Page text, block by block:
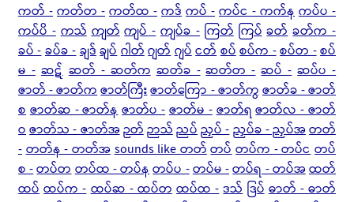
ကတ် - ကတ်တ - ကတ်ထ - ကဒ် ကပ် - ကပ်င - ကက်န ကပ်ပ -
ကပ်ပိ - ကသ် ကျတ် ကျပ် - ကျပ်ခ - ကြတ် ကြပ် ခတ် ခတ်က -
ခပ် -ခပ်ခ -ချဒ်ချပ်ဂါတ်ဂျတ်ဂျပ်ငတ်စပ်စပ်က -စပ်တ -စပ်
မ - ဆဋ် ဆတ် - ဆတ်က ဆတ်ခ - ဆတ်တ - ဆပ် - ဆပ်ပ -
ဇာတ် - ဇာတ်ကဇာတ်ကြီးဇာတ်ကြော - ဇာတ်ကွဇာတ်ခ - ဇာတ်
စဇာတ်ဆ - ဇာတ်နဇာတ်ပ -ဇာတ်မ -ဇာတ်ရ ဇာတ်လ - ဇာတ်
ဝဇာတ်သ - ဇာတ်အဉတ်ဉာသ်ညပ်ညှပ် -ညှပ်ခ - ညှပ်အတတ်
-တတ်န - တတ်အsounds like တတ်တပ်တပ်က - တပ်ငတပ်
စ -တပ်တတပ်ထ - တပ်နတပ်ပ -တပ်မ -တပ်ရ - တပ်အထတ်
ထပ် ထပ်က - ထပ်ဆ - ထပ်တ ထပ်ထ - ဒသ် ဒြပ် ဓာတ် - ဓာတ်